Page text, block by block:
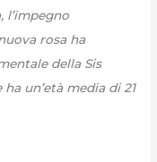
l’impegno
rosa ha
della Sis
un’età media di 21